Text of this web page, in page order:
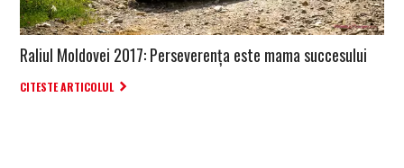
Raliul Moldovei 2017: Perseverența este mama succesului
CITESTE ARTICOLUL